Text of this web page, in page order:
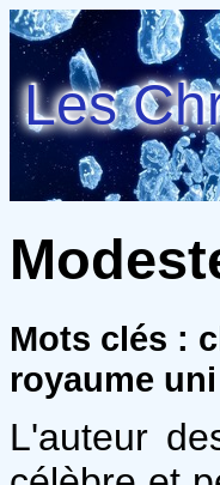
Les
Mots clés :
royaume uni
L'auteur